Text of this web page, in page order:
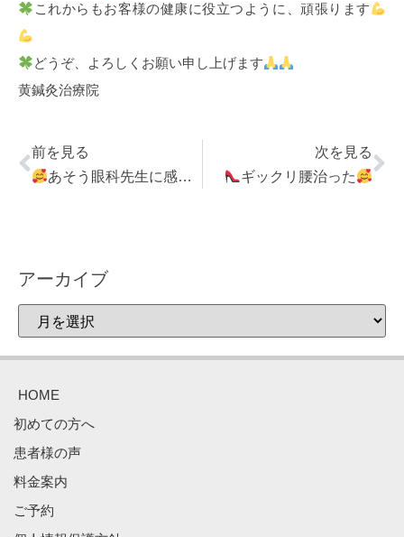
これからもお客様の健康に役立つように、頑張ります
どうぞ、よろしくお願い申し上げます
黄鍼灸治療院
前を見る
あそう眼科先生に感謝
次を見る
ギックリ腰治った
アーカイブ
HOME
初めての方へ
患者様の声
料金案内
ご予約